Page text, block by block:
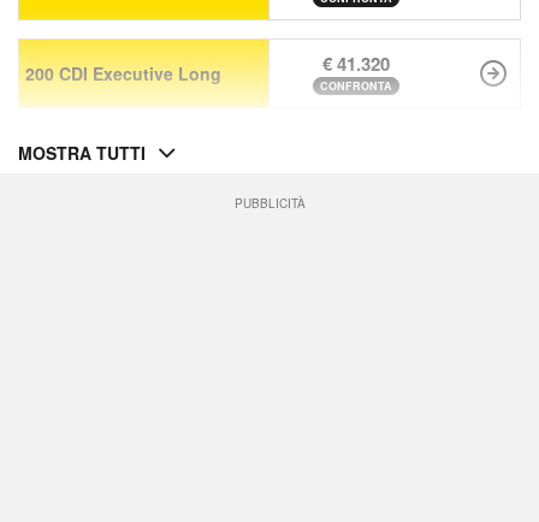
200 CDI Executive Long € 41.320
CONFRONTA
MOSTRA TUTTI
PUBBLICITÀ